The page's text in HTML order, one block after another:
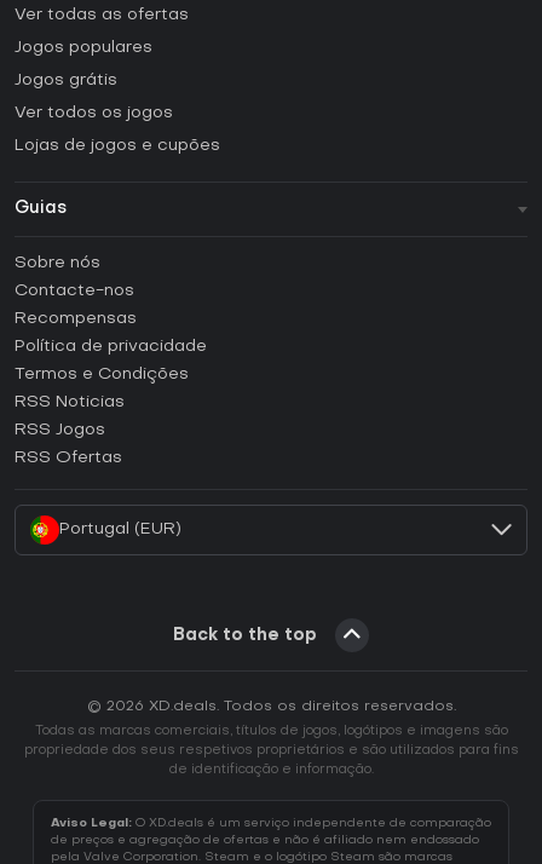
Ver todas as ofertas
Jogos populares
Jogos grátis
Ver todos os jogos
Lojas de jogos e cupões
Guias
Como ativar uma CD Key Steam?
Como ativar uma CD Key Epic Games?
Como ativar uma CD Key GOG?
Como ativar uma CD Key Ubisoft Connect?
Sobre nós
Contacte-nos
Recompensas
Política de privacidade
Termos e Condições
RSS Noticias
RSS Jogos
RSS Ofertas
Portugal (EUR)
Back to the top
© 2026 XD.deals. Todos os direitos reservados.
Todas as marcas comerciais, títulos de jogos, logótipos e imagens são
propriedade dos seus respetivos proprietários e são utilizados para fins
de identificação e informação.
Aviso Legal: O XD.deals é um serviço independente de comparação
de preços e agregação de ofertas e não é afiliado nem endossado
pela Valve Corporation. Steam e o logótipo Steam são marcas